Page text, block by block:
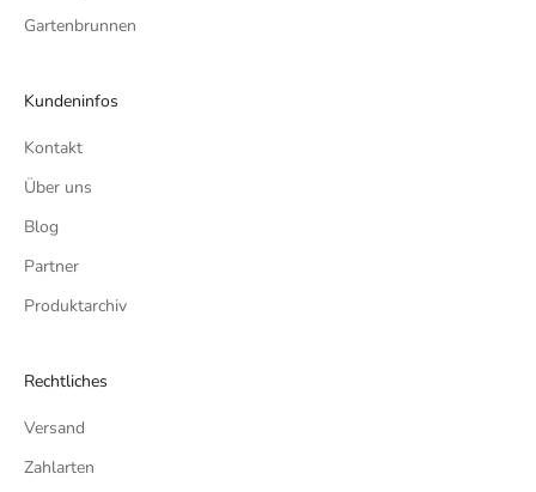
Gartenbrunnen
Kundeninfos
Kontakt
Über uns
Blog
Partner
Produktarchiv
Rechtliches
Versand
Zahlarten